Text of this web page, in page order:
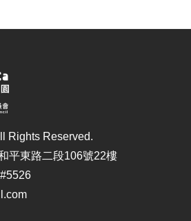
Rights Reserved.
平東路二段106號22樓